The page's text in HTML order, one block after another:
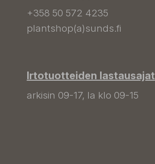
+358 50 572 4235
plantshop(a)sunds.fi
Irtotuotteiden lastausajat
arkisin 09-17, la klo 09-15